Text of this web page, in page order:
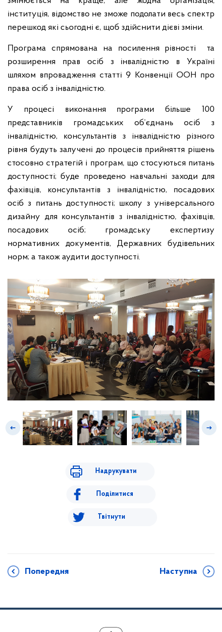
інституція, відомство не зможе подолати весь спектр
перешкод які сьогодні є, щоб здійснити дієві зміни.
Програма спрямована на посилення рівності та
розширення прав осіб з інвалідністю в Україні
шляхом впровадження статті 9 Конвенції ООН про
права осіб з інвалідністю.
У процесі виконання програми більше 100
представників громадських об’єднань осіб з
інвалідністю, консультантів з інвалідністю різного
рівня будуть залучені до процесів прийняття рішень
стосовно стратегій і програм, що стосуються питань
доступності; буде проведено навчальні заходи для
фахівців, консультантів з інвалідністю, посадових
осіб з питань доступності; школу з універсального
дизайну для консультантів з інвалідністю, фахівців,
посадових осіб; громадську експертизу
нормативних документів, Державних будівельних
норм; а також аудити доступності.
Надрукувати
Поділитися
Твітнути
Попередня Наступна